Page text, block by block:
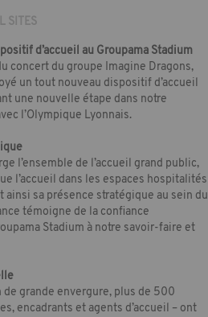
SITES
d’accueil au Groupama Stadium
concert du groupe Imagine Dragons,
un tout nouveau dispositif d’accueil
une nouvelle étape dans notre
l’Olympique Lyonnais.
l’ensemble de l’accueil grand public,
l’accueil dans les espaces hospitalités
ainsi sa présence stratégique au sein du
témoigne de la confiance
Stadium à notre savoir-faire et
grande envergure, plus de 500
encadrants et agents d’accueil – ont